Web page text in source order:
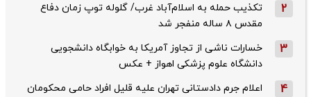
2
تکذیب حمله به اسلام‌آباد غرب/ گلوله توپ زمان دفاع
مقدس ۸ ساله منفجر شد
3
خسارات ناشی از تجاوز آمریکا به خوابگاه دانشجویی
دانشگاه علوم پزشکی اهواز + عکس
4
اعلام جرم دادستانی تهران علیه قلیل افراد حامی محکومان